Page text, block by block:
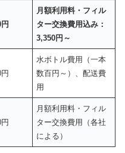
月額利用料・フィル
ター交換費用込み：
3,350円～
水ボトル費用（一本
数百円～）、配送費
用
月額利用料・フィル
ター交換費用（各社
による）